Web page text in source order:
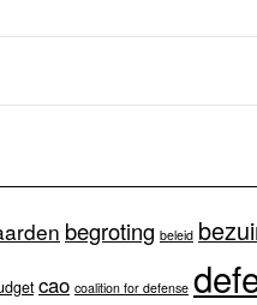
begroting beleid
cao coalition for defense